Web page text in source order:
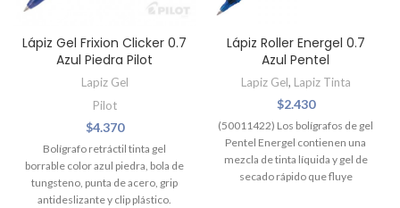
Lápiz Gel Frixion Clicker 0.7
Azul Piedra Pilot
Lapiz Gel
Pilot
$4.370
Bolígrafo retráctil tinta gel
borrable color azul piedra, bola de
tungsteno, punta de acero, grip
antideslizante y clip plástico.
Lápiz Roller Energel 0.7
Azul Pentel
Lapiz Gel, Lapiz Tinta
$2.430
(50011422) Los bolígrafos de gel
Pentel Energel contienen una
mezcla de tinta líquida y gel de
secado rápido que fluye